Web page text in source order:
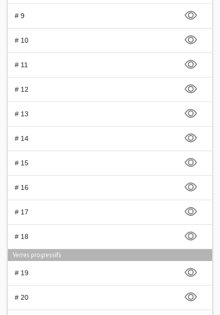
# 9
# 10
# 11
# 12
# 13
# 14
# 15
# 16
# 17
# 18
Verres progressifs
# 19
# 20